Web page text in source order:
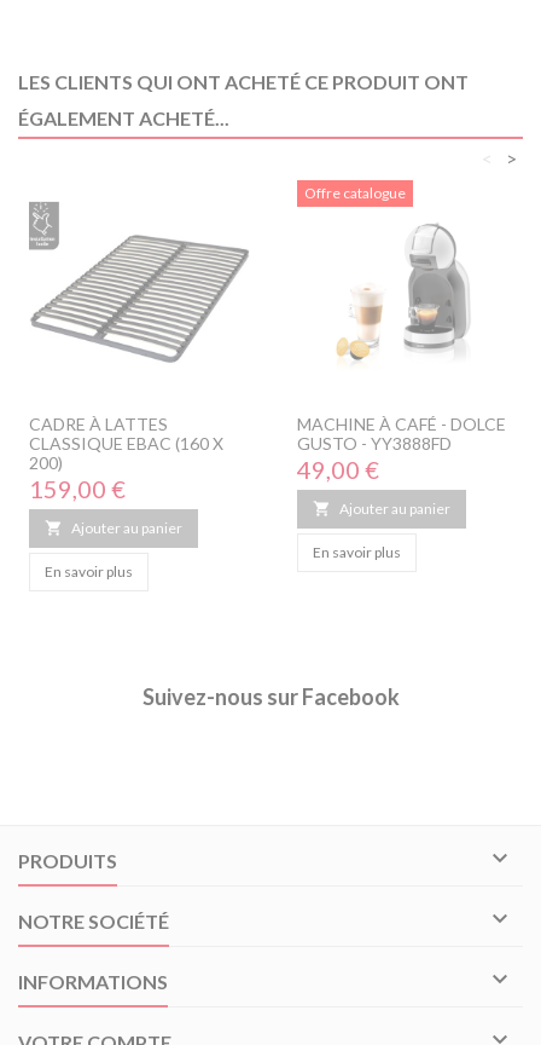
LES CLIENTS QUI ONT ACHETÉ CE PRODUIT ONT
ÉGALEMENT ACHETÉ...
>
<
CADRE À LATTES
CLASSIQUE EBAC (160 X
200)
Prix
159,00 €
 Ajouter au panier
En savoir plus
Offre catalogue
MACHINE À CAFÉ - DOLCE
GUSTO - YY3888FD
Prix
49,00 €
 Ajouter au panier
En savoir plus
Suivez-nous sur Facebook
PRODUITS 
NOTRE SOCIÉTÉ 
INFORMATIONS 